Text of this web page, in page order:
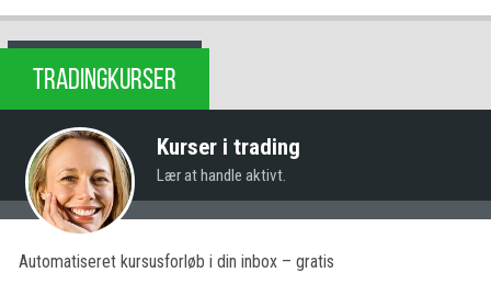
TRADINGKURSER
Kurser i trading
Lær at handle aktivt.
Automatiseret kursusforløb i din inbox – gratis